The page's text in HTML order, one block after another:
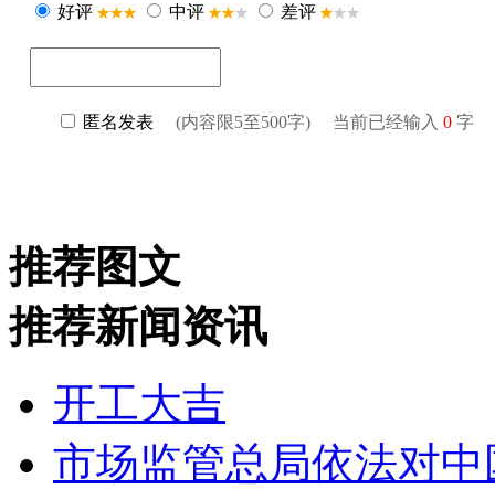
推荐图文
推荐新闻资讯
开工大吉
市场监管总局依法对